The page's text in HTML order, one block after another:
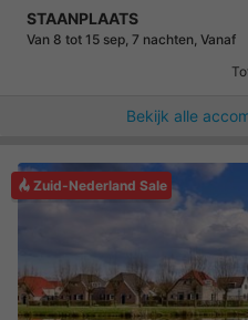
STAANPLAATS
Van 8 tot 15 sep, 7 nachten, Vanaf
Bekijk alle
Zuid-Nederland Sale